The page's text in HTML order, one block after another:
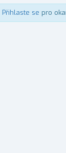
Přihlaste se pro